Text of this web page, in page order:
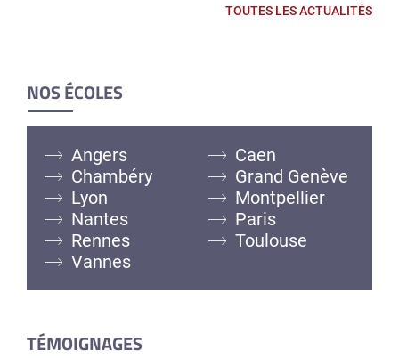
TOUTES LES ACTUALITÉS
NOS ÉCOLES
Angers
Caen
Chambéry
Grand Genève
Lyon
Montpellier
Nantes
Paris
Rennes
Toulouse
Vannes
TÉMOIGNAGES